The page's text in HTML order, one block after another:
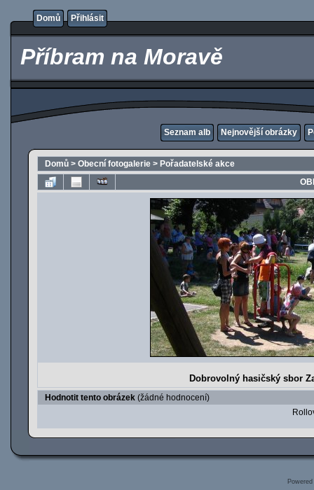
Domů Přihlásit
Příbram na Moravě
Seznam alb Nejnovější obrázky
Domů > Obecní fotogalerie > Pořadatelské akce
Dobrovolný hasičský sbor
Hodnotit tento obrázek (žádné hodnocení)